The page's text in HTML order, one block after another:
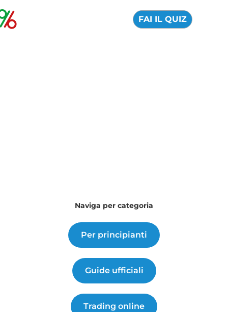
FAI IL QUIZ
Naviga per categoria
Per principianti
Guide ufficiali
Trading online